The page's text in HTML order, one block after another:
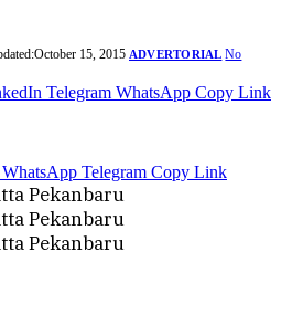
October 15, 2015 ADVERTORIAL No
Telegram WhatsApp Copy Link
WhatsApp Telegram Copy Link